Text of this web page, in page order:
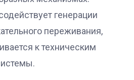
генерации
переживания,
к техническим